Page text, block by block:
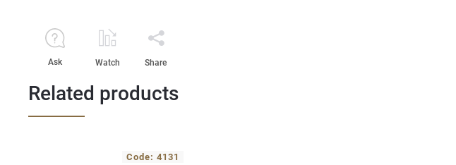
Ask Watch Share
Related products
Code: 4131